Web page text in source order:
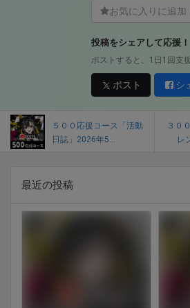
お気に入りに追加
投稿をシェアして応援！
ポストすると、1日1回支
ポスト シ
５００応援コース「活動
日誌」2026年5...
３０
レ
最近の投稿